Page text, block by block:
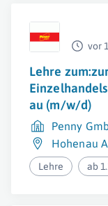
vor
Lehre
au (m/w/d)
Penny
Hohenau
Lehre ab